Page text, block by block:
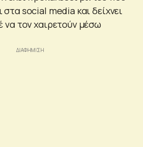
στα social media και δείχνει
να τον χαιρετούν μέσω